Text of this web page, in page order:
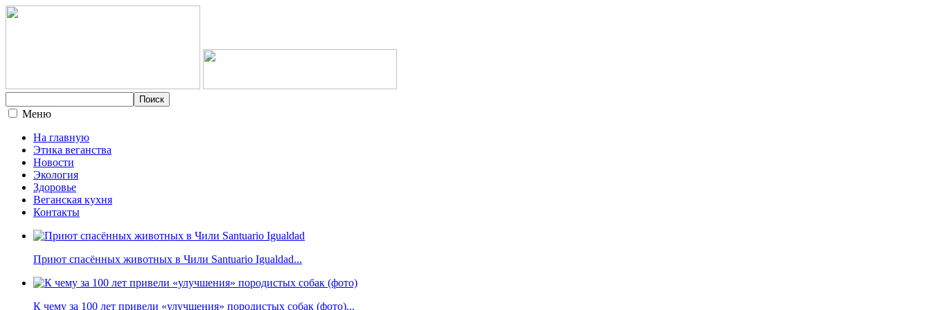
Меню
На главную
Этика веганства
Новости
Экология
Здоровье
Веганская кухня
Контакты
Приют спасённых животных в Чили Santuario Igualdad...
К чему за 100 лет привели «улучшения» породистых собак (фото)...